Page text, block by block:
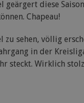
geärgert diese
Chapeau!
sehen, völlig
in der
steckt. Wirklich